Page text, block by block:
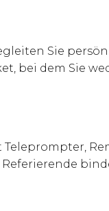
Sie
bei dem Sie